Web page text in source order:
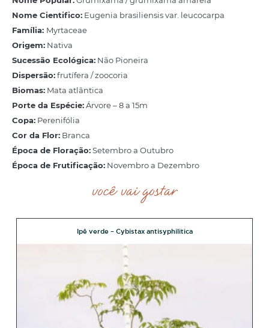
Nome Cientifico: Eugenia brasiliensis var. leucocarpa
Família: Myrtaceae
Origem: Nativa
Sucessão Ecológica: Não Pioneira
Dispersão:frutífera / zoocoria
Biomas: Mata atlântica
Porte da Espécie:Árvore – 8 a 15m
Copa: Perenifólia
Cor da Flor: Branca
Época de Floração:Setembro a Outubro
Época de Frutificação: Novembro a Dezembro
você vai gostar
Ipê verde – Cybistax antisyphilitica